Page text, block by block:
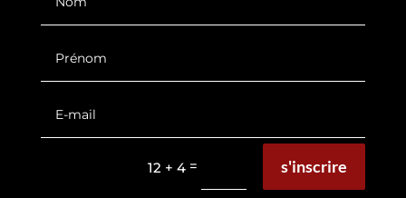
12 + 4 = s'inscrire